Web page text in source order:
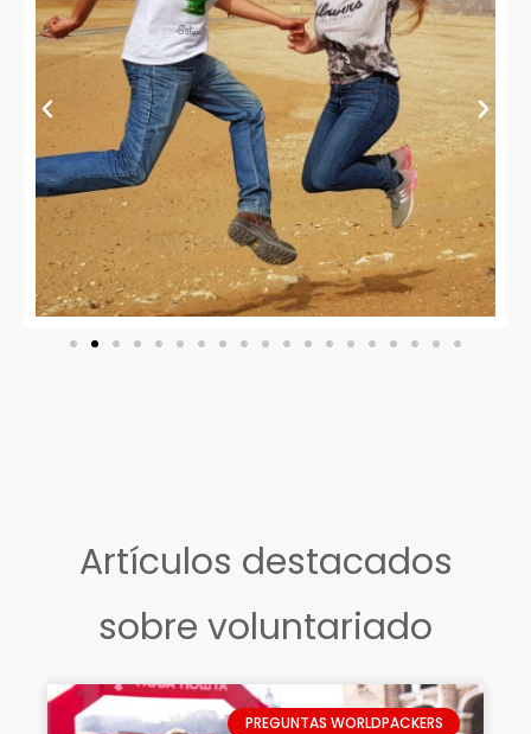
Artículos destacados
sobre voluntariado
PREGUNTAS WORLDPACKERS